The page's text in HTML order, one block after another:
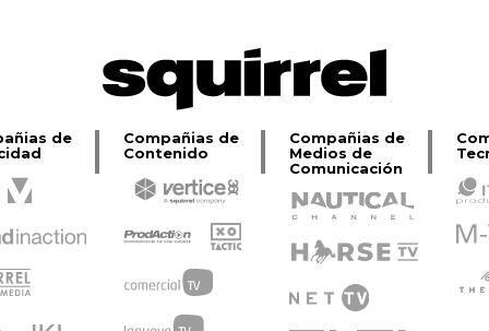
de
Compañias de
Contenido
Compañias de
Medios de
Comunicación